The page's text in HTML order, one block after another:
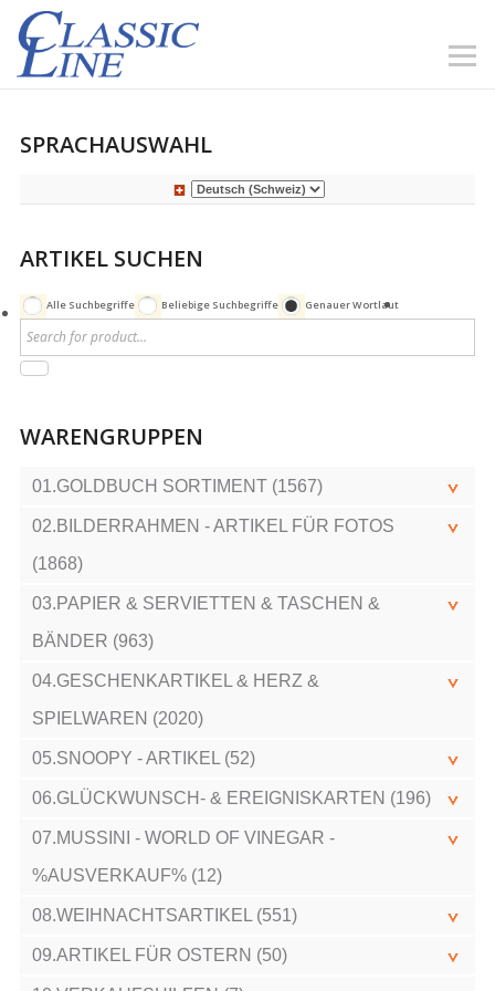
SPRACHAUSWAHL
ARTIKEL SUCHEN
Alle Suchbegriffe Beliebige Suchbegriffe Genauer Wortlaut
WARENGRUPPEN
01.GOLDBUCH SORTIMENT (1567)
02.BILDERRAHMEN - ARTIKEL FÜR FOTOS
(1868)
03.PAPIER & SERVIETTEN & TASCHEN &
BÄNDER (963)
04.GESCHENKARTIKEL & HERZ &
SPIELWAREN (2020)
05.SNOOPY - ARTIKEL (52)
06.GLÜCKWUNSCH- & EREIGNISKARTEN (196)
07.MUSSINI - WORLD OF VINEGAR -
%AUSVERKAUF% (12)
08.WEIHNACHTSARTIKEL (551)
09.ARTIKEL FÜR OSTERN (50)